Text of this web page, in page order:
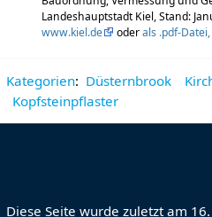
Landeshauptstadt Kiel, Stand:
www.kiel.de
oderals .pdf-
Kategorien: Düsternbrook
Kopfsteinpflaster
Diese Seite wurde zuletzt am